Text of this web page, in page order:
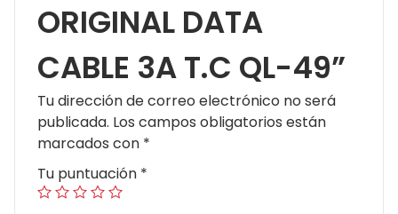
ORIGINAL DATA
CABLE 3A T.C QL-49”
Tu dirección de correo electrónico no será
publicada. Los campos obligatorios están
marcados con *
Tu puntuación *